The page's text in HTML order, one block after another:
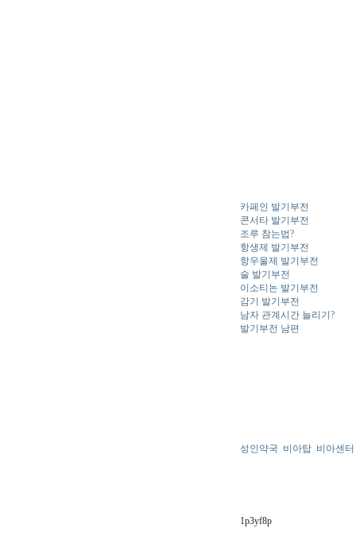
카페인 발기부전
콘서타 발기부전
조루 참는법?
항생제 발기부전
항우울제 발기부전
술 발기부전
이소티논 발기부전
감기 발기부전
남자 관계시간 늘리기?
발기부전 남편
성인약국 비아탑 비아센터
1p3yf8p